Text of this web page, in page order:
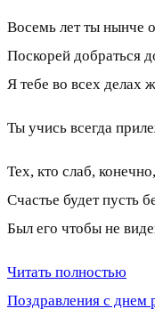
Восемь лет ты нынче
Поскорей добраться
Я тебе во всех делах
Ты учись всегда
Тех, кто слаб,
Счастье будет пусть
Был его чтобы не
Читать полностью
Поздравления с днем